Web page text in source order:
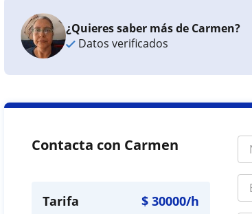
¿Quieres saber más de Carmen?
Datos verificados
Contacta con Carmen
Tarifa $30000/h